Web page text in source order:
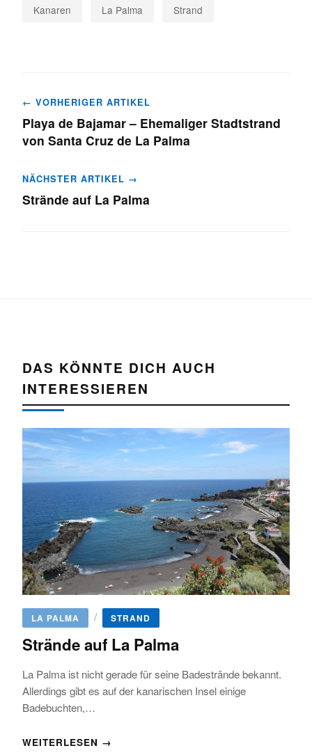
Kanaren La Palma Strand
Beitragsnavigation
← VORHERIGER ARTIKEL
Playa de Bajamar – Ehemaliger Stadtstrand
von Santa Cruz de La Palma
NÄCHSTER ARTIKEL →
Strände auf La Palma
DAS KÖNNTE DICH AUCH
INTERESSIEREN
LA PALMA / STRAND
Strände auf La Palma
La Palma ist nicht gerade für seine Badestrände bekannt.
Allerdings gibt es auf der kanarischen Insel einige
Badebuchten,…
WEITERLESEN →